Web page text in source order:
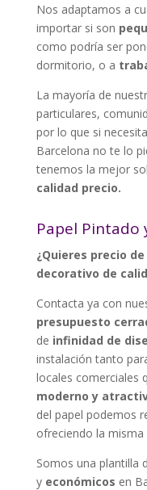
Nos adaptamos a
importar si son
como podría ser
dormitorio, o a
La mayoría de
particulares,
por lo que si
Barcelona no te lo
tenemos la mejor
calidad precio.
Papel Pintado
¿Quieres precio
decorativo de
Contacta ya con
presupuesto
de infinidad de
instalación tanto
locales comerciales
moderno y
del papel podemos
ofreciendo la
Somos una plantilla
y económicos en